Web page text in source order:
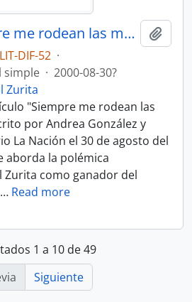
Artículo "Siempre me rodean las mezquindades" de Diario La Nación
DIF-52 ·
simple · 2000-08-30?
Zurita
"Siempre me rodean las
por Andrea González y
La Nación el 30 de agosto del
aborda la polémica
Zurita como ganador del
… Read more
1 a 10 de 49
Siguiente